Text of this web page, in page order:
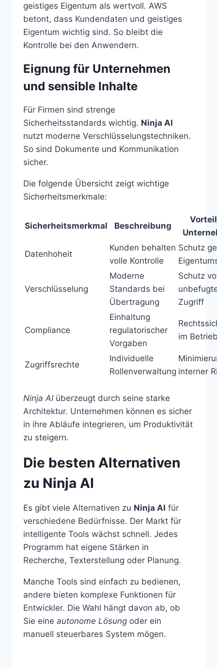
geistiges Eigentum als wertvoll. AWS
betont, dass Kundendaten und geistiges
Eigentum wichtig sind. So bleibt die
Kontrolle bei den Anwendern.
Eignung für Unternehmen
und sensible Inhalte
Für Firmen sind strenge
Sicherheitsstandards wichtig. Ninja AI
nutzt moderne Verschlüsselungstechniken.
So sind Dokumente und Kommunikation
sicher.
Die folgende Übersicht zeigt wichtige
Sicherheitsmerkmale:
Sicherheitsmerkmal Beschreibung
Datenhoheit
Kunden behalten
volle Kontrolle
Schutz
Verschlüsselung
Moderne
Standards bei
Übertragung
Schutz
Zugriff
Compliance
Einhaltung
regulatorischer
Vorgaben
im
Zugriffsrechte
Individuelle
Rollenverwaltung interner
Ninja AIüberzeugt durch seine starke
Architektur. Unternehmen können es sicher
in ihre Abläufe integrieren, um Produktivität
zu steigern.
Die besten Alternativen
zu Ninja AI
Es gibt viele Alternativen zu Ninja AI für
verschiedene Bedürfnisse. Der Markt für
intelligente Tools wächst schnell. Jedes
Programm hat eigene Stärken in
Recherche, Texterstellung oder Planung.
Manche Tools sind einfach zu bedienen,
andere bieten komplexe Funktionen für
Entwickler. Die Wahl hängt davon ab, ob
Sie eine autonome Lösung oder ein
manuell steuerbares System mögen.